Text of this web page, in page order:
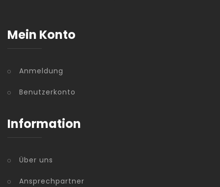
Mein Konto
Anmeldung
Benutzerkonto
Information
Über uns
Ansprechpartner